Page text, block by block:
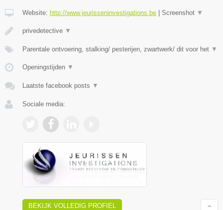
Website: http://www.jeurisseninvestigations.be | Screenshot ▼
privedetective ▼
Parentale ontvoering, stalking/ pesterijen, zwartwerk/ dit voor het ▼
Openingstijden ▼
Laatste facebook posts ▼
Sociale media:
BEKIJK VOLLEDIG PROFIEL